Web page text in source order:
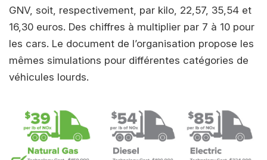
GNV, soit, respectivement, par kilo, 22,57, 35,54 et
16,30 euros. Des chiffres à multiplier par 7 à 10 pour
les cars. Le document de l’organisation propose les
mêmes simulations pour différentes catégories de
véhicules lourds.